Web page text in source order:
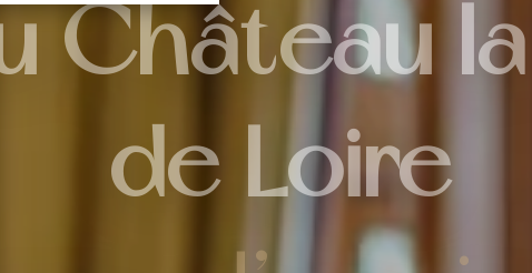
Château